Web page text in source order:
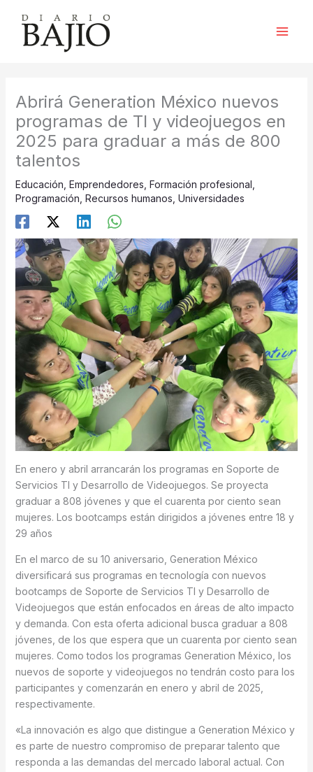
contenido
Abrirá Generation México nuevos
programas de TI y videojuegos en
2025 para graduar a más de 800
talentos
Educación Emprendedores Formación profesional
Programación Recursos humanos Universidades
En enero y abril arrancarán los programas en Soporte de
Servicios TI y Desarrollo de Videojuegos. Se proyecta
graduar a 808 jóvenes y que el cuarenta por ciento sean
mujeres. Los bootcamps están dirigidos a jóvenes entre 18 y
29 años
En el marco de su 10 aniversario, Generation México
diversificará sus programas en tecnología con nuevos
bootcamps de Soporte de Servicios TI y Desarrollo de
Videojuegos que están enfocados en áreas de alto impacto
y demanda. Con esta oferta adicional busca graduar a 808
jóvenes, de los que espera que un cuarenta por ciento sean
mujeres. Como todos los programas Generation México, los
nuevos de soporte y videojuegos no tendrán costo para los
participantes y comenzarán en enero y abril de 2025,
respectivamente.
«La innovación es algo que distingue a Generation México y
es parte de nuestro compromiso de preparar talento que
responda a las demandas del mercado laboral actual. Con